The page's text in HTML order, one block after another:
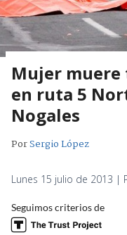
Mujer muere
en ruta 5
Nogales
PorSergio López
Lunes 15 julio de 2013 |
Seguimos criterios de